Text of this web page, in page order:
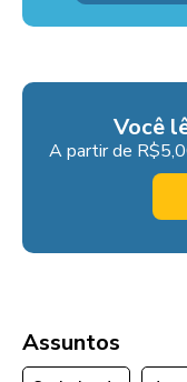
Você
A partir de
Assuntos